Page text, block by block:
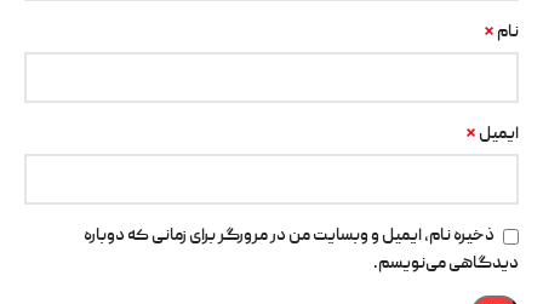
نام *
ایمیل *
ذخیره نام، ایمیل و وبسایت من در مرورگر برای زمانی که دوباره
دیدگاهی می‌نویسم.